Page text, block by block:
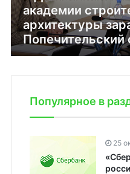
академии
архитектуры
Попечительский
Популярное в
25